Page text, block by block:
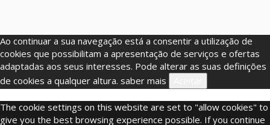
Ao continuar a sua navegação está a consentir a utilização de
cookies que possibilitam a apresentação de serviços e ofertas
adaptadas aos seus interesses. Pode alterar as suas definições
de cookies a qualquer altura. saber mais
The cookie settings on this website are set to "allow cookies" to
give you the best browsing experience possible. If you continue